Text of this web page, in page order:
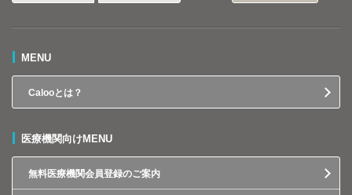
MENU
Calooとは？
医療機関向けMENU
無料医療機関会員登録のご案内